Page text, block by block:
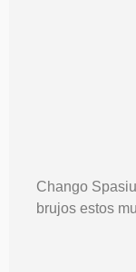
Chango
brujos estos